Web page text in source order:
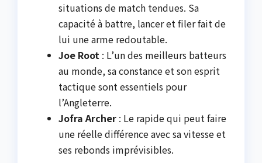
situations de match tendues. Sa
capacité à battre, lancer et filer fait de
lui une arme redoutable.
Joe Root : L’un des meilleurs batteurs
au monde, sa constance et son esprit
tactique sont essentiels pour
l’Angleterre.
Jofra Archer : Le rapide qui peut faire
une réelle différence avec sa vitesse et
ses rebonds imprévisibles.